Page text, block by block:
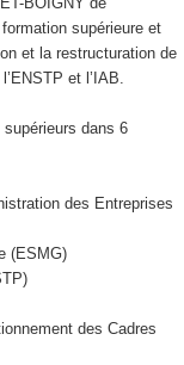
supérieure et
et la restructuration de
et l’IAB.
supérieurs dans 6
des Entreprises
(ESMG)
des Cadres